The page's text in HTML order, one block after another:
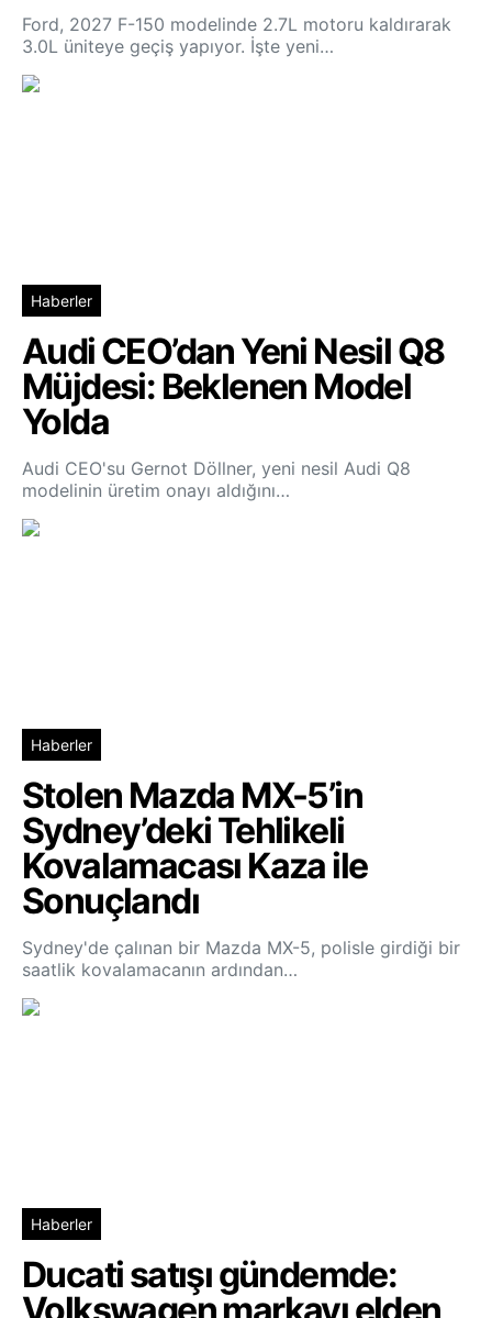
Ford, 2027 F-150 modelinde 2.7L motoru kaldırarak
3.0L üniteye geçiş yapıyor. İşte yeni…
Haberler
Audi CEO’dan Yeni Nesil Q8
Müjdesi: Beklenen Model
Yolda
Audi CEO'su Gernot Döllner, yeni nesil Audi Q8
modelinin üretim onayı aldığını…
Haberler
Stolen Mazda MX-5’in
Sydney’deki Tehlikeli
Kovalamacası Kaza ile
Sonuçlandı
Sydney'de çalınan bir Mazda MX-5, polisle girdiği bir
saatlik kovalamacanın ardından…
Haberler
Ducati satışı gündemde: